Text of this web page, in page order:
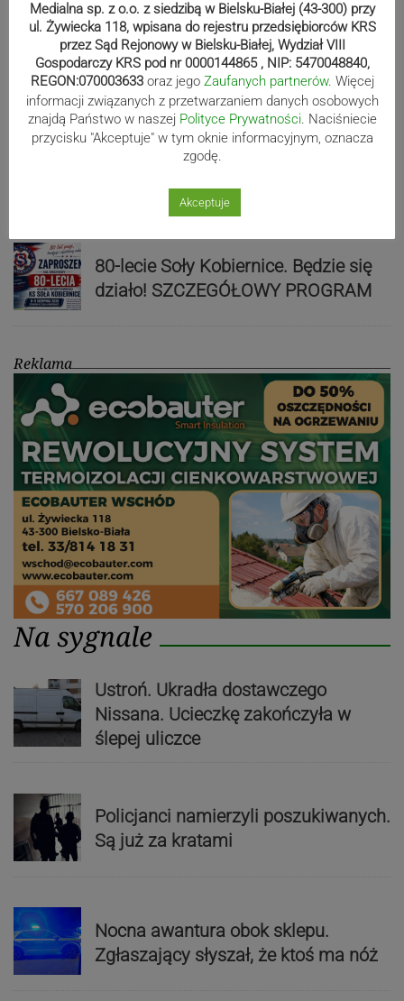
Mistrzowie świata z MCK Żywiec!
ZDJĘCIA
Bracia Szejowie ruszają po kolejne
punkty. Liderzy mistrzostw
wystartują w Rajdzie Rzeszowskim
80-lecie Soły Kobiernice. Będzie się
działo! SZCZEGÓŁOWY PROGRAM
Reklama
Na sygnale
Ustroń. Ukradła dostawczego
Nissana. Ucieczkę zakończyła w
ślepej uliczce
Policjanci namierzyli poszukiwanych.
Są już za kratami
Nocna awantura obok sklepu.
Zgłaszający słyszał, że ktoś ma nóż
Medialna sp. z o.o. z siedzibą w Bielsku-Białej (43-300) przy
ul. Żywiecka 118, wpisana do rejestru przedsiębiorców KRS
przez Sąd Rejonowy w Bielsku-Białej, Wydział VIII
Gospodarczy KRS pod nr 0000144865 , NIP: 5470048840,
REGON:070003633 oraz jego Zaufanych partnerów. Więcej
informacji związanych z przetwarzaniem danych osobowych
znajdą Państwo w naszej Polityce Prywatności. Naciśniecie
przycisku "Akceptuje" w tym oknie informacyjnym, oznacza
zgodę.
Akceptuje